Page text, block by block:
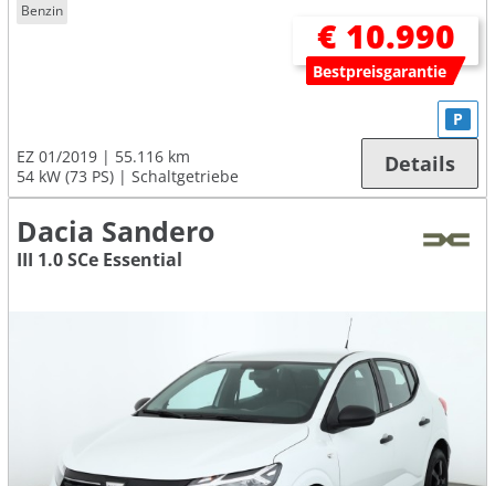
Benzin
€ 10.990
Bestpreisgarantie
EZ 01/2019
55.116 km
54 kW (73 PS)
Schaltgetriebe
P
Details
Dacia Sandero
III 1.0 SCe Essential